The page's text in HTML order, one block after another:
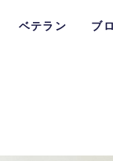
ベテラン ブ